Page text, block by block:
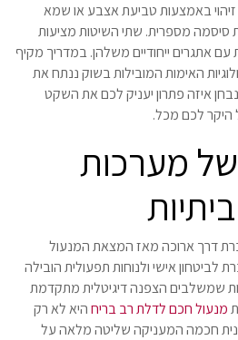
זיהוי באמצעות טביעת אצבע או שמא
מספרית. שתי השיטות מציעות
עם אתגרים ייחודיים משלהן. במדריך מקיף
האימות המובילות בשוק ננתח את
איזה פתרון יעניק לכם את השקט
לכם מכל.
מערכות
דרך ארוכה מאז המצאת המנעול
לביטחון אישי ולנוחות תפעולית הובילה
שמשלבים הצפנה דיגיטלית מתקדמת
מנעול חכם לדלת רב בריחהיא לא רק
חכמה המעניקה שליטה מלאה על